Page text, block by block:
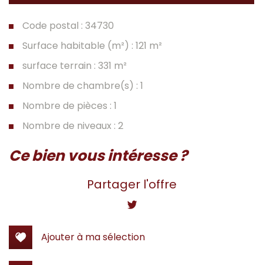
Code postal : 34730
Surface habitable (m²) : 121 m²
surface terrain : 331 m²
Nombre de chambre(s) : 1
Nombre de pièces : 1
Nombre de niveaux : 2
la ville de prades-le-lez (34730)
ce bien vous intéresse ?
Partager l'offre
Ajouter à ma sélection